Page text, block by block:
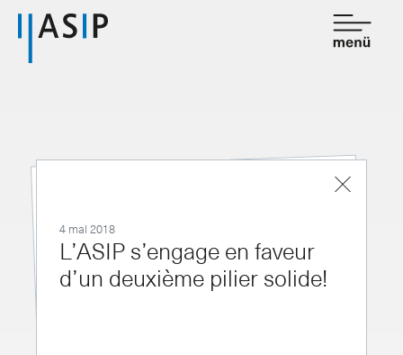
Association
Prestations
Affiliation
Savoir
Salle de presse
4 mai 2018
L’ASIP s’engage en faveur
d’un deuxième pilier solide!